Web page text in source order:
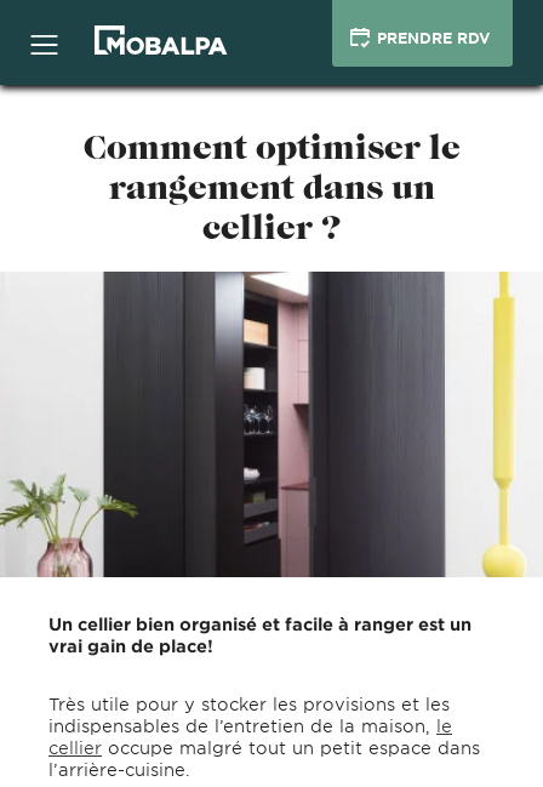
PRENDRE RDV
Comment optimiser le
rangement dans un
cellier ?
Un cellier bien organisé et facile à ranger est un
vrai gain de place!
Très utile pour y stocker les provisions et les
indispensables de l’entretien de la maison, le
cellier occupe malgré tout un petit espace dans
l’arrière-cuisine.